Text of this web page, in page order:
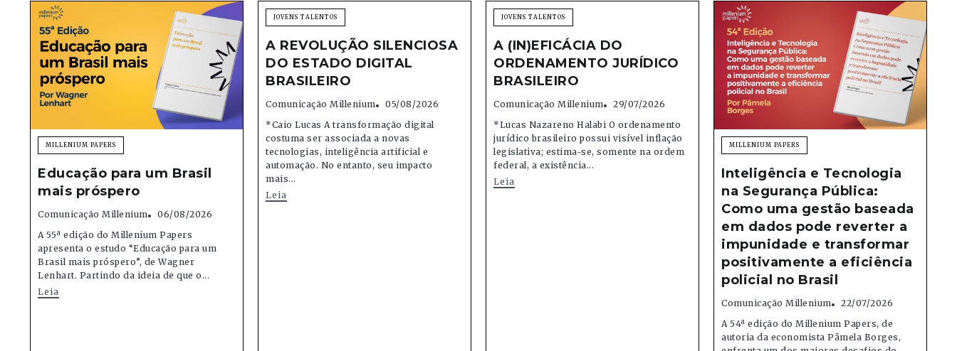
MILLENIUM PAPERS
Educação para um Brasil
mais próspero
Comunicação Millenium
06/08/2026
A 55ª edição do Millenium Papers
apresenta o estudo “Educação para um
Brasil mais próspero”, de Wagner
Lenhart. Partindo da ideia de que o...
Leia
JOVENS TALENTOS
A REVOLUÇÃO SILENCIOSA
DO ESTADO DIGITAL
BRASILEIRO
Comunicação Millenium
05/08/2026
*Caio Lucas A transformação digital
costuma ser associada a novas
tecnologias, inteligência artificial e
automação. No entanto, seu impacto
mais...
Leia
JOVENS TALENTOS
A (IN)EFICÁCIA DO
ORDENAMENTO JURÍDICO
BRASILEIRO
Comunicação Millenium
29/07/2026
*Lucas Nazareno Halabi O ordenamento
jurídico brasileiro possui visível inflação
legislativa; estima-se, somente na ordem
federal, a existência...
Leia
MILLENIUM PAPERS
Inteligência e Tecnologia
na Segurança Pública:
Como uma gestão baseada
em dados pode reverter a
impunidade e transformar
positivamente a eficiência
policial no Brasil
Comunicação Millenium
22/07/2026
A 54ª edição do Millenium Papers, de
autoria da economista Pâmela Borges,